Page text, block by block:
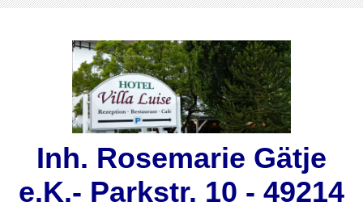
Inh. Rosemarie Gätje
e.K.- Parkstr. 10 - 49214